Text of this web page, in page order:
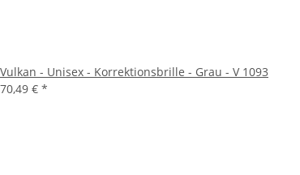
Vulkan - Unisex - Korrektionsbrille - Grau - V 1093
70,49 € *